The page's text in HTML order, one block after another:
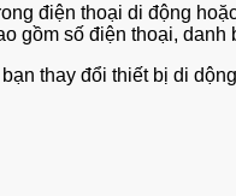
điện thoại di động
số điện thoại,
thay đổi thiết bị di